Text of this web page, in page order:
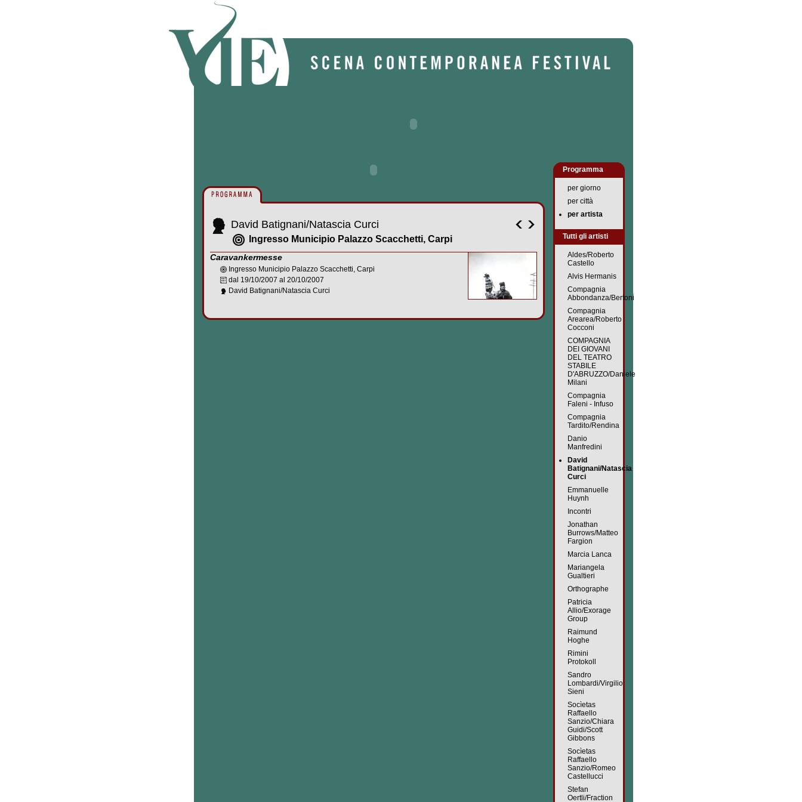
David Batignani/Natascia Curci
Ingresso Municipio Palazzo Scacchetti, Carpi
Caravankermesse
Ingresso Municipio Palazzo Scacchetti, Carpi
dal 19/10/2007 al 20/10/2007
David Batignani/Natascia Curci
Programma
per giorno
per città
per artista
Tutti gli artisti
Aldes/Roberto
Castello
Alvis Hermanis
Compagnia
Abbondanza/Bertoni
Compagnia
Arearea/Roberto
Cocconi
COMPAGNIA
DEI GIOVANI
DEL TEATRO
STABILE
D'ABRUZZO/Daniele
Milani
Compagnia
Faleni - Infuso
Compagnia
Tardito/Rendina
Danio
Manfredini
David
Batignani/Natascia
Curci
Emmanuelle
Huynh
Incontri
Jonathan
Burrows/Matteo
Fargion
Marcia Lanca
Mariangela
Gualtieri
Orthographe
Patricia
Allio/Exorage
Group
Raimund
Hoghe
Rimini
Protokoll
Sandro
Lombardi/Virgilio
Sieni
Socìetas
Raffaello
Sanzio/Chiara
Guidi/Scott
Gibbons
Socìetas
Raffaello
Sanzio/Romeo
Castellucci
Stefan
Oertli/Fraction